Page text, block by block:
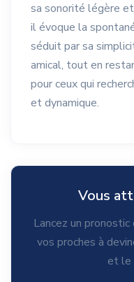
sa sonorité légère
il évoque la
séduit par sa
amical, tout en
pour ceux qui
et dynamique.
Vous
Lancez un
vos proches à
et le